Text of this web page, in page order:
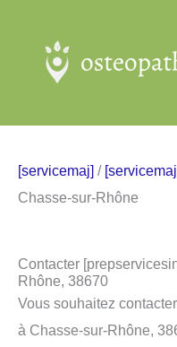
contenu
[servicemaj] /
Chasse-sur-Rhône
Contacter
Rhône, 38670
Vous souhaitez
à Chasse-sur-Rhône,